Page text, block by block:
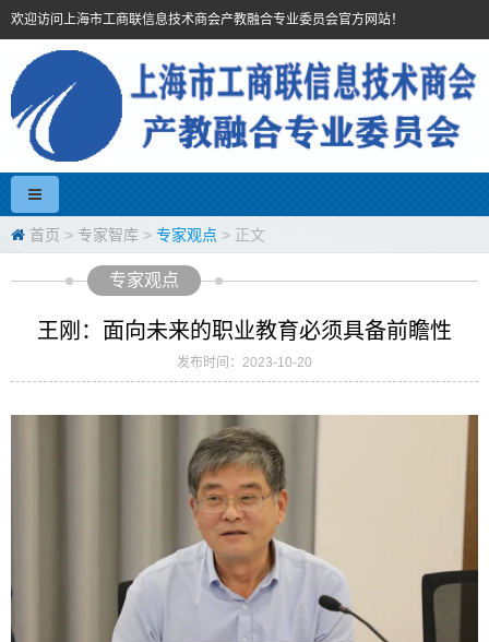
欢迎访问上海市工商联信息技术商会产教融合专业委员会官方网站！
首页 > 专家智库 > 专家观点 > 正文
专家观点
王刚：面向未来的职业教育必须具备前瞻性
发布时间：2023-10-20